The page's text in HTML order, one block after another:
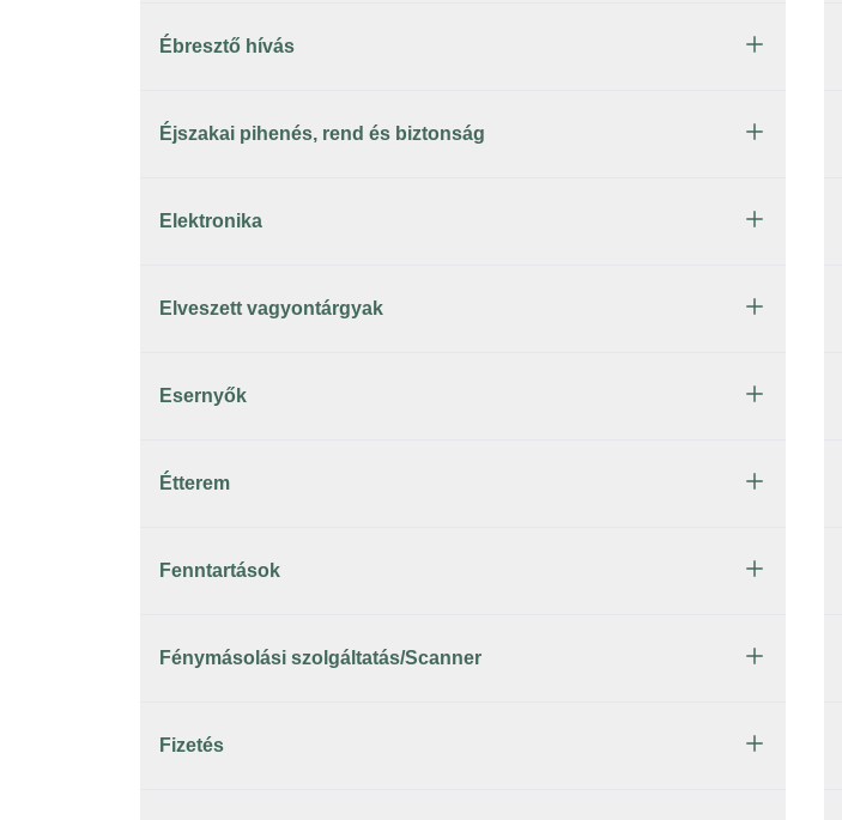
Ébresztő hívás
Éjszakai pihenés, rend és biztonság
Elektronika
Elveszett vagyontárgyak
Esernyők
Étterem
Fenntartások
Fénymásolási szolgáltatás/Scanner
Fizetés